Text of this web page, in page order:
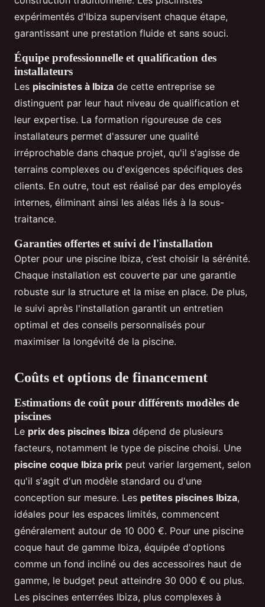
expérimentés d'Ibiza supervisent chaque étape,
garantissant une prestation fluide et sans souci.
Équipe professionnelle et qualification des
installateurs
Les piscinistes à Ibiza de cette entreprise se
distinguent par leur haut niveau de qualification et
leur expertise. La formation rigoureuse de ces
installateurs permet d'assurer une qualité
irréprochable dans chaque projet, qu'il s'agisse de
terrains complexes ou d'exigences spécifiques des
clients. En outre, tout est réalisé par des employés
internes, éliminant ainsi les aléas liés à la sous-
traitance.
Garanties offertes et suivi de l'installation
Opter pour une piscine Ibiza, c’est choisir la sérénité.
Chaque installation est couverte par une garantie
robuste sur la structure et la mise en place. De plus,
le suivi après l'installation garantit un entretien
optimal et des conseils personnalisés pour
maximiser la longévité de la piscine.
Coûts et options de financement
Estimations de coût pour différents modèles de
piscines
Le prix des piscines Ibiza dépend de plusieurs
facteurs, notamment le type de piscine choisi. Une
piscine coque Ibiza prix peut varier largement, selon
qu'il s'agit d'un modèle standard ou d'une
conception sur mesure. Les petites piscines Ibiza,
idéales pour les espaces limités, commencent
généralement autour de 10 000 €. Pour une piscine
coque haut de gamme Ibiza, équipée d'options
comme un fond incliné ou des accessoires haut de
gamme, le budget peut atteindre 30 000 € ou plus.
Les piscines enterrées Ibiza, plus complexes à